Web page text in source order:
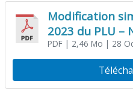
Modification
2023 du PLU –
PDF| 2,46 Mo | 28